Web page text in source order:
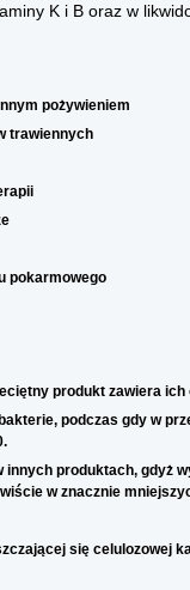
K i B oraz w
pożywieniem
trawiennych
pokarmowego
produkt zawiera ich
podczas gdy w
innych produktach, gdyż
w znacznie
się celulozowej